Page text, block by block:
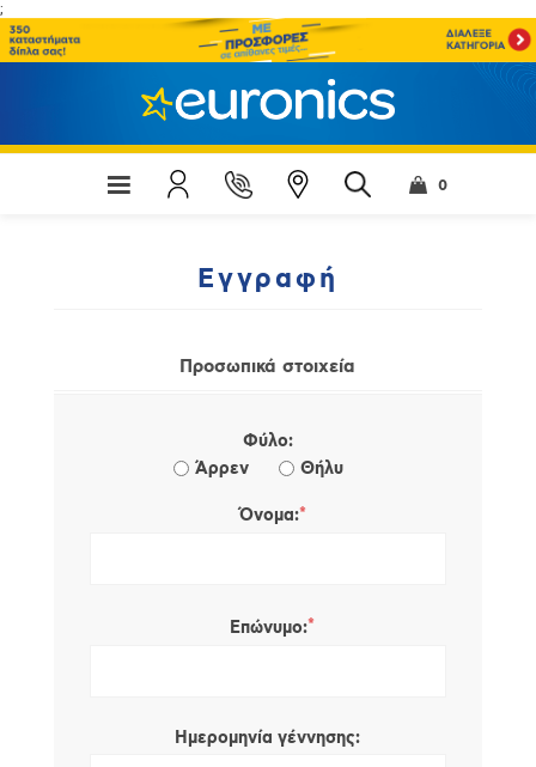
;
0
Εγγραφή
Προσωπικά στοιχεία
Φύλο:
Άρρεν
Θήλυ
Όνομα:*
Επώνυμο:*
Ημερομηνία γέννησης: